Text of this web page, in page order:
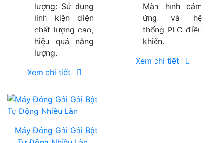
lượng: Sử dụng
linh kiện điện
chất lượng cao,
hiệu quả năng
lượng.
Xem chi tiết
Màn hình cảm
ứng và hệ
thống PLC điều
khiển.
Xem chi tiết
Máy Đóng Gói Gói Bột